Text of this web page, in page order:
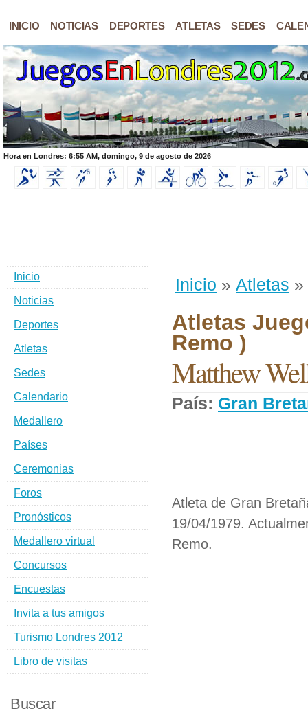
INICIO NOTICIAS DEPORTES ATLETAS SEDES
Hora en Londres: 6:55 AM, domingo, 9 de agosto de 2026
Inicio » Atletas »
Atletas
Remo )
Matthew
País: Gran
Atleta de Gran
19/04/1979.
Remo.
Inicio
Noticias
Deportes
Atletas
Sedes
Calendario
Medallero
Países
Ceremonias
Foros
Pronósticos
Medallero virtual
Concursos
Encuestas
Invita a tus amigos
Turismo Londres 2012
Libro de visitas
Buscar